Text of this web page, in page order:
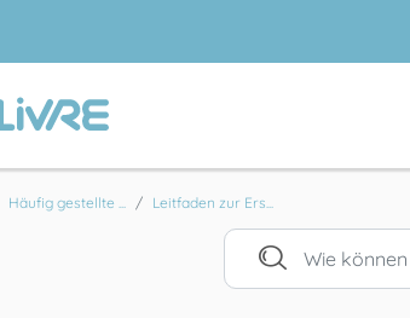
Häufig gestellte ... Leitfaden zur Ers...